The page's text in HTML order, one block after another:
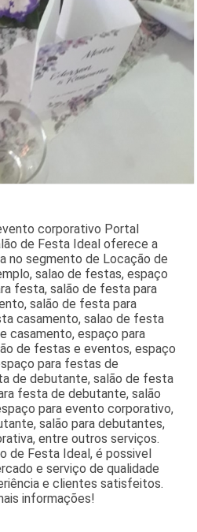
corporativo Portal
de Festa Ideal oferece a
no segmento de Locação de
salao de festas, espaço
festa, salão de festa para
salão de festa para
casamento, salao de festa
casamento, espaço para
de festas e eventos, espaço
para festas de
de debutante, salão de festa
festa de debutante, salão
para evento corporativo,
salão para debutantes,
entre outros serviços.
de Festa Ideal, é possivel
e serviço de qualidade
e clientes satisfeitos.
informações!